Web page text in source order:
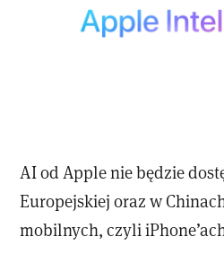
AI od Apple nie będzie
Europejskiej oraz w
mobilnych, czyli